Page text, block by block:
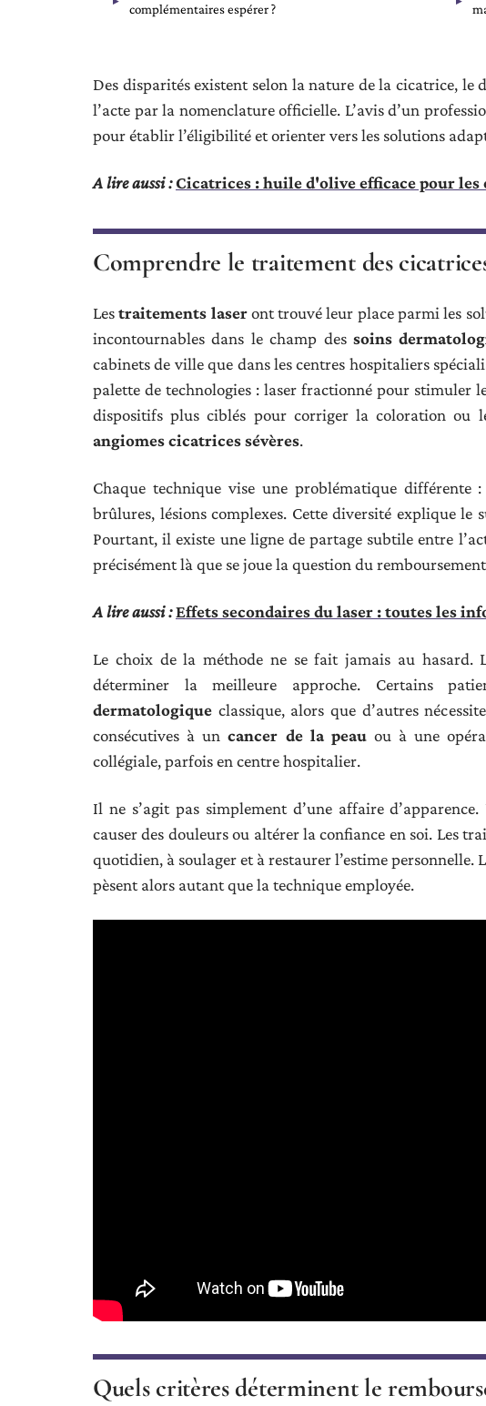
complémentaires espérer ?
Des disparités existent selon la nature de la cicatrice, le
l’acte par la nomenclature officielle. L’avis d’un
pour établir l’éligibilité et orienter vers les solutions
A lire aussi :Cicatrices : huile d'olive efficace pour les
Comprendre le traitement des
Lestraitements laseront trouvé leur place parmi les
incontournables dans le champ des soins
cabinets de ville que dans les centres hospitaliers
palette de technologies : laser fractionné pour stimuler
dispositifs plus ciblés pour corriger la coloration ou
angiomes cicatrices sévères.
Chaque technique vise une problématique différente
brûlures, lésions complexes. Cette diversité explique le
Pourtant, il existe une ligne de partage subtile entre
précisément là que se joue la question du
A lire aussi :Effets secondaires du laser : toutes les
Le choix de la méthode ne se fait jamais au hasard.
déterminer la meilleure approche. Certains
dermatologique classique, alors que d’autres
consécutives à uncancer de la peauou à une
collégiale, parfois en centre hospitalier.
Il ne s’agit pas simplement d’une affaire
causer des douleurs ou altérer la confiance en soi. Les
quotidien, à soulager et à restaurer l’estime
pèsent alors autant que la technique employée.
Quels critères déterminent le